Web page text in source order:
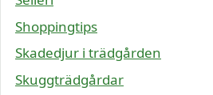
Shoppingtips
Skadedjur i trädgården
Skuggträdgårdar